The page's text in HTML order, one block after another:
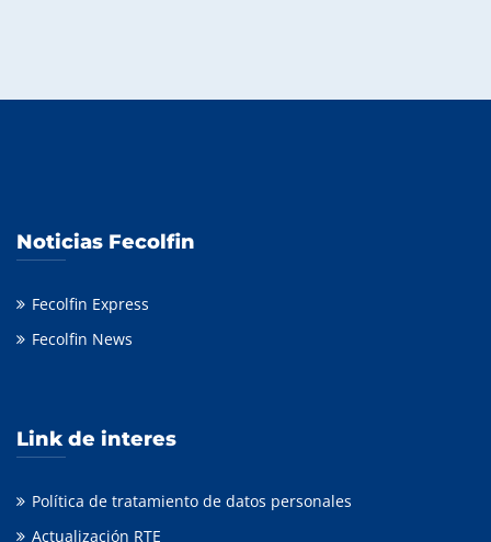
Noticias Fecolfin
Fecolfin Express
Fecolfin News
Link de interes
Política de tratamiento de datos personales
Actualización RTE